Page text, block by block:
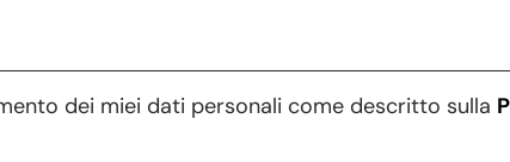
dei miei dati personali come descritto sulla